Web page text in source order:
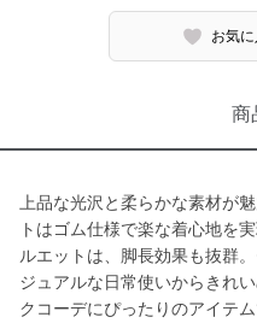
お気
商
上品な光沢と柔らかな素材が
トはゴム仕様で楽な着心地を
ルエットは、脚長効果も抜群
ジュアルな日常使いからきれ
クコーデにぴったりのアイテ